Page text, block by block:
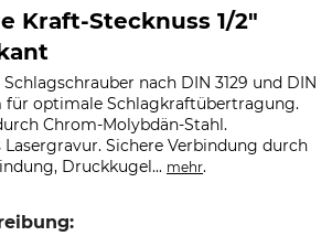
Kraft-Stecknuss 1/2"
nach DIN 3129 und DIN
für optimale Schlagkraftübertragung.
Chrom-Molybdän-Stahl.
Lasergravur. Sichere Verbindung durch
Druckkugel... mehr.